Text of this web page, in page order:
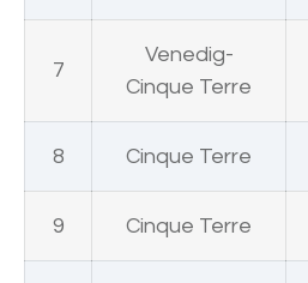
7
Venedig-
Cinque Terre
8 Cinque Terre
9 Cinque Terre